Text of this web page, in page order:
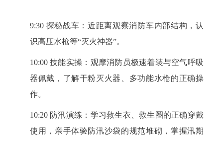
9:30 探秘战车：近距离观察消防车内部结构，认
识高压水枪等“灭火神器”。
10:00 技能实操：观摩消防员极速着装与空气呼吸
器佩戴，了解干粉灭火器、多功能水枪的正确操
作。
10:20 防汛演练：学习救生衣、救生圈的正确穿戴
使用，亲手体验防汛沙袋的规范堆砌，掌握汛期